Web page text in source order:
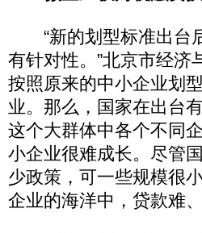
“新的划型标准出台
有针对性。”北京市经
按照原来的中小企业划
业。那么，国家在出台
这个大群体中各个不同
小企业很难成长。尽管
少政策，可一些规模很
企业的海洋中，贷款难